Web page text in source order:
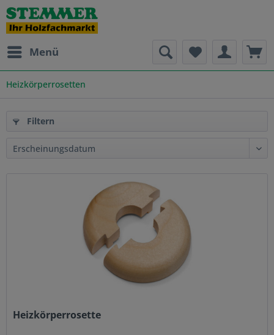
Menü
Heizkörperrosetten
Filtern
Heizkörperrosette